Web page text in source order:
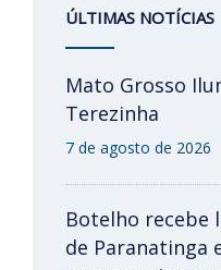
ÚLTIMAS NOTÍCIAS
Mato Grosso
Terezinha
7 de agosto de 2026
Botelho recebe
de Paranatinga